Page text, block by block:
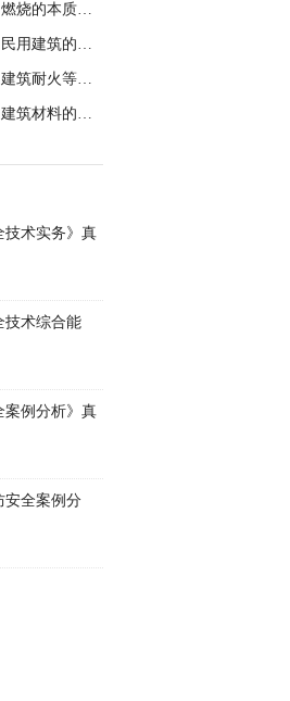
本质与条件
的耐火等级
等级的确定
燃烧性能分级
技术实务》真
技术综合能
案例分析》真
安全案例分